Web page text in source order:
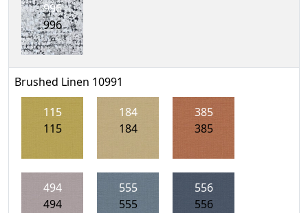
996
996
Brushed Linen 10991
115
115
184
184
385
385
494
494
555
555
556
556